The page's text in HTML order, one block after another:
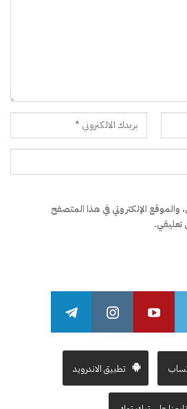
والموقع الإلكتروني في هذا المتصفح
تعليقي.
تطبيق الاندرويد